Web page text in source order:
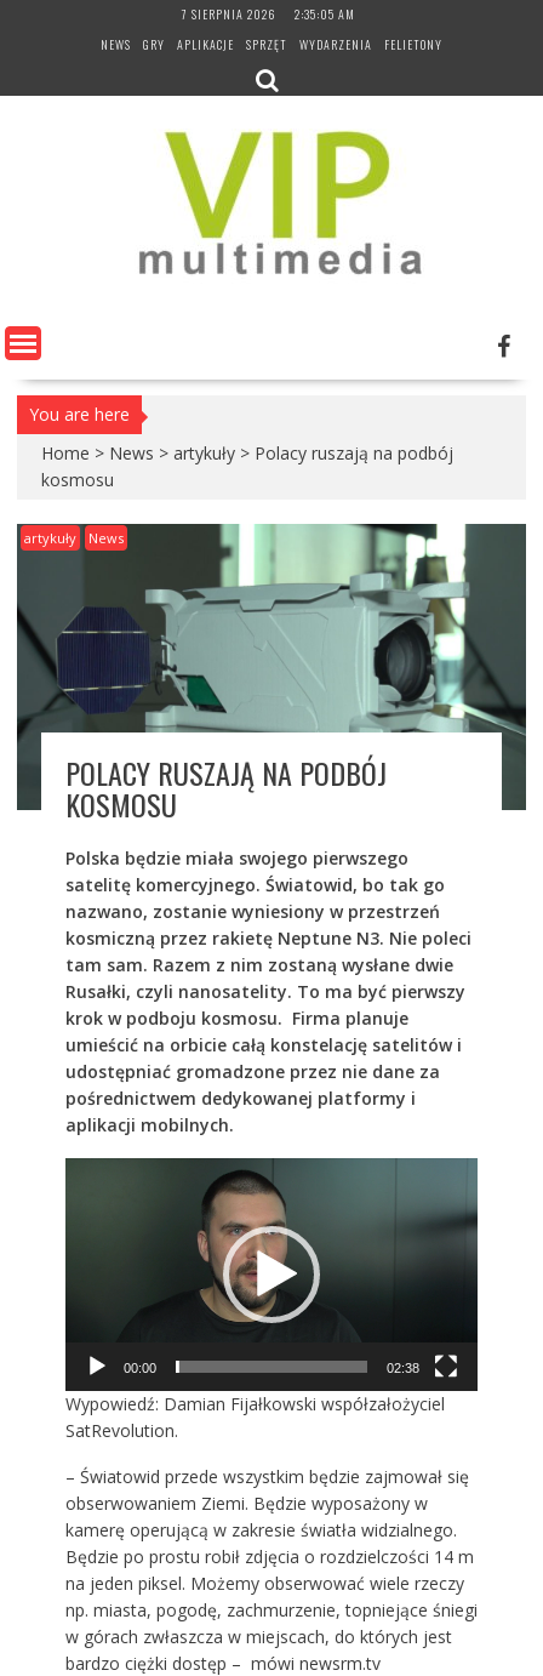
7 SIERPNIA 2026
2:35:06 AM
NEWS
GRY APLIKACJE SPRZĘT WYDARZENIA FELIETONY
You are here
Home > News > artykuły > Polacy ruszają na podbój
kosmosu
artykuły News
POLACY RUSZAJĄ NA PODBÓJ
KOSMOSU
Polska będzie miała swojego pierwszego
satelitę komercyjnego. Światowid, bo tak go
nazwano, zostanie wyniesiony w przestrzeń
kosmiczną przez rakietę Neptune N3. Nie poleci
tam sam. Razem z nim zostaną wysłane dwie
Rusałki, czyli nanosatelity. To ma być pierwszy
krok w podboju kosmosu. Firma planuje
umieścić na orbicie całą konstelację satelitów i
udostępniać gromadzone przez nie dane za
pośrednictwem dedykowanej platformy i
aplikacji mobilnych.
00:00 02:38
Wypowiedź: Damian Fijałkowski współzałożyciel
SatRevolution.
– Światowid przede wszystkim będzie zajmował się
obserwowaniem Ziemi. Będzie wyposażony w
kamerę operującą w zakresie światła widzialnego.
Będzie po prostu robił zdjęcia o rozdzielczości 14 m
na jeden piksel. Możemy obserwować wiele rzeczy
np. miasta, pogodę, zachmurzenie, topniejące śniegi
w górach zwłaszcza w miejscach, do których jest
bardzo ciężki dostęp – mówi newsrm.tv